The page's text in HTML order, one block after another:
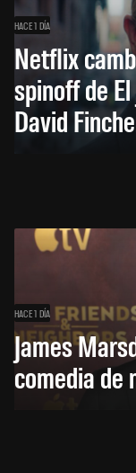
HACE 1 DÍA
Netflix
spinoff de
David
HACE 1 DÍA
James
comedia de